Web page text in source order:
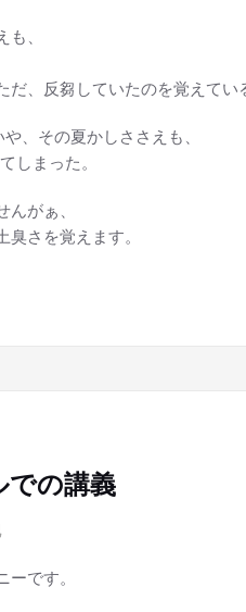
、
、反芻していたのを覚えてい
、その夏かしささえも、
しまった。
がぁ、
さを覚えます。
の講義
です。